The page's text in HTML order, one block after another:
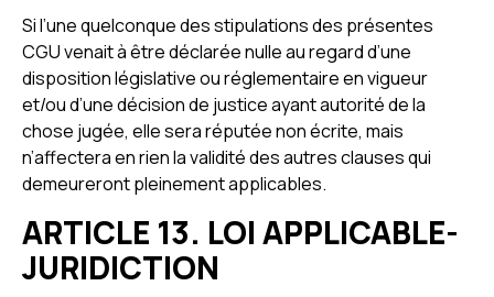
Si l’une quelconque des stipulations des présentes
CGU venait à être déclarée nulle au regard d’une
disposition législative ou réglementaire en vigueur
et/ou d’une décision de justice ayant autorité de la
chose jugée, elle sera réputée non écrite, mais
n’affectera en rien la validité des autres clauses qui
demeureront pleinement applicables.
ARTICLE 13. LOI APPLICABLE-
JURIDICTION